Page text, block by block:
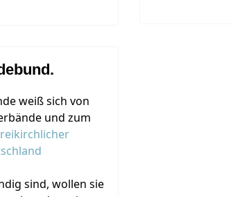
weiß sich von
und zum
sind, wollen sie